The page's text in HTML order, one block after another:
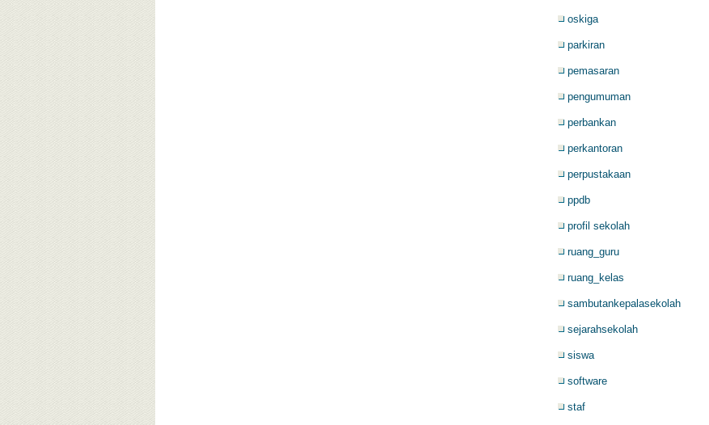
oskiga
parkiran
pemasaran
pengumuman
perbankan
perkantoran
perpustakaan
ppdb
profil sekolah
ruang_guru
ruang_kelas
sambutankepalasekolah
sejarahsekolah
siswa
software
staf